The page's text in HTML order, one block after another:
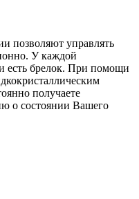
позволяют управлять
У каждой
есть брелок. При помощи
получаете
о состоянии Вашего